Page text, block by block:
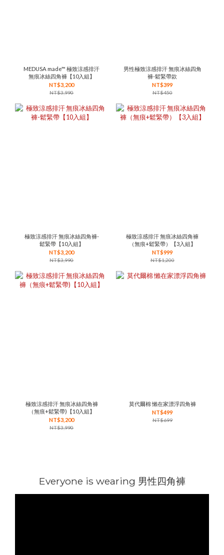
MEDUSA made™ 極致涼感排汗
無痕冰絲四角褲【10入組】
NT$3,200
NT$3,990
男性極致涼感排汗 無痕冰絲四角
褲-鬆緊帶款
NT$399
NT$450
極致涼感排汗 無痕冰絲四角褲-
鬆緊帶【10入組】
NT$3,200
NT$3,990
極致涼感排汗 無痕冰絲四角褲
（無痕+鬆緊帶）【3入組】
NT$999
NT$1,200
極致涼感排汗 無痕冰絲四角褲
（無痕+鬆緊帶)【10入組】
NT$3,200
NT$3,990
莫代爾棉 懶在家漂浮四角褲
NT$499
NT$699
Everyone is wearing 男性四角褲